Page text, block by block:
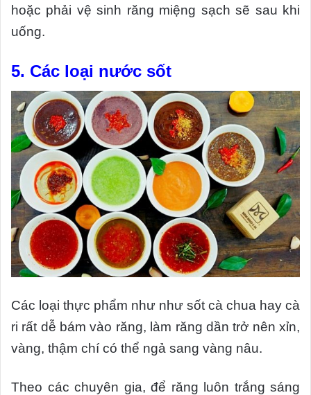
hoặc phải vệ sinh răng miệng sạch sẽ sau khi
uống.
5. Các loại nước sốt
Các loại thực phẩm như như sốt cà chua hay cà
ri rất dễ bám vào răng, làm răng dần trở nên xỉn,
vàng, thậm chí có thể ngả sang vàng nâu.
Theo các chuyên gia, để răng luôn trắng sáng